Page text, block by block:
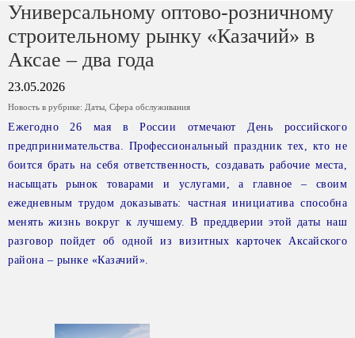
Универсальному оптово-розничному
строительному рынку «Казачий» в
Аксае – два года
23.05.2026
Новость в рубрике: Даты Сфера обслуживания
Ежегодно 26 мая в России отмечают День российского
предпринимательства. Профессиональный праздник тех, кто не
боится брать на себя ответственность, создавать рабочие места,
насыщать рынок товарами и услугами, а главное – своим
ежедневным трудом доказывать: частная инициатива способна
менять жизнь вокруг к лучшему. В преддверии этой даты наш
разговор пойдет об одной из визитных карточек Аксайского
района – рынке «Казачий».